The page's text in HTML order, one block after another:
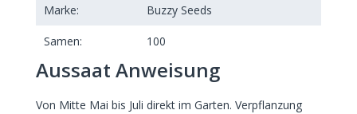
Marke: Buzzy Seeds
Samen: 100
Aussaat Anweisung
Von Mitte Mai bis Juli direkt im Garten. Verpflanzung